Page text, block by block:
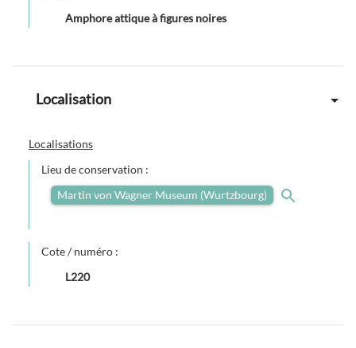
Amphore attique à figures noires
Localisation
Localisations
Lieu de conservation :
Martin von Wagner Museum (Wurtzbourg)
Cote / numéro :
L220